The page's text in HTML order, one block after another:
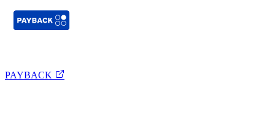
PAYBACK